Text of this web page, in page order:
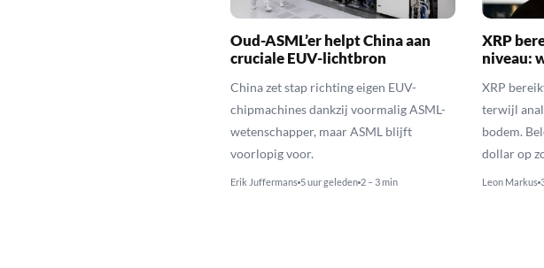
Oud-ASML’er helpt China aan
cruciale EUV-lichtbron
China zet stap richting eigen EUV-
chipmachines dankzij voormalig ASML-
wetenschapper, maar ASML blijft
voorlopig voor.
Erik Juffermans 5 uur geleden 2 – 3 min
XRP
niveau:
XRP
terwijl
bodem.
dollar op
Leon Markus